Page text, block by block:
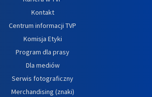
Kontakt
Centrum informacji TVP
Komisja Etyki
Program dla prasy
Dla mediów
Serwis fotograficzny
Merchandising (znaki)